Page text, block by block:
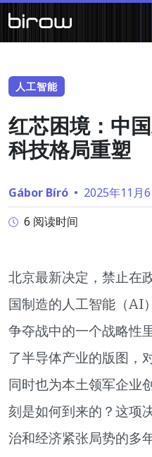
人工智能
红芯困境：中
科技格局重塑
Gábor Bíró • 2025年11月
6 阅读时间
北京最新决定，禁止在
国制造的人工智能（AI
争夺战中的一个战略性
了半导体产业的版图，
同时也为本土领军企业
刻是如何到来的？这项
治和经济紧张局势的多